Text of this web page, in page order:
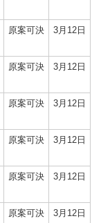
原案可決 3月12日
原案可決 3月12日
原案可決 3月12日
原案可決 3月12日
原案可決 3月12日
原案可決 3月12日